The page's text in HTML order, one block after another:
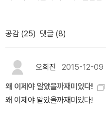
공감 (25) 댓글 (8)
오희진 2015-12-09
왜 이제야 알았을까재미있다!
왜 이제야 알았을까재미있다!